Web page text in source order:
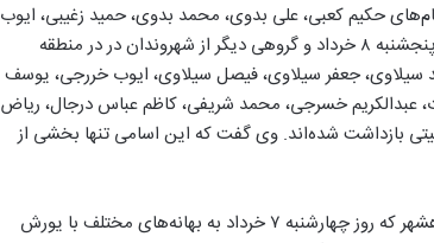
حكيم كعبی، علی بدوی،‌ محمد بدوی، حميد زغيبی، ايوب
طرفی،‌ عامر رحيمه،‌ حميد عگيلى (عقيلى)، و مصطفی عگيلى (عقيلى) روز پنجشنبه ۸ خرداد و گروهی دیگر از شهروندان در در منطقه
سيلاوى، جعفر سيلاوى، فيصل سيلاوى، ايوب خررجی، یوسف
عبدالكريم خسرجى، محمد شريفى، كاظم عباس درجال، رياض
بازداشت شده‌اند. وی گفت که این اسامی تنها بخشی از
آقای دحیمی هویت شش نفر از دستکم ۱۴ شهروند اهل سنت ساکن ماهشهر که روز چهارشنبه ۷ خرداد به بهانه‌های مختلف با یورش